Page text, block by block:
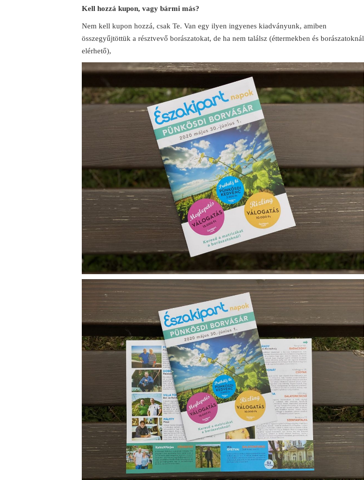
Kell hozzá kupon, vagy bármi más?
Nem kell kupon hozzá, csak Te. Van egy ilyen ingyenes kiadványunk, amiben
összegyűjtöttük a résztvevő borászatokat, de ha nem találsz (éttermekben és borászatoknál
elérhető),